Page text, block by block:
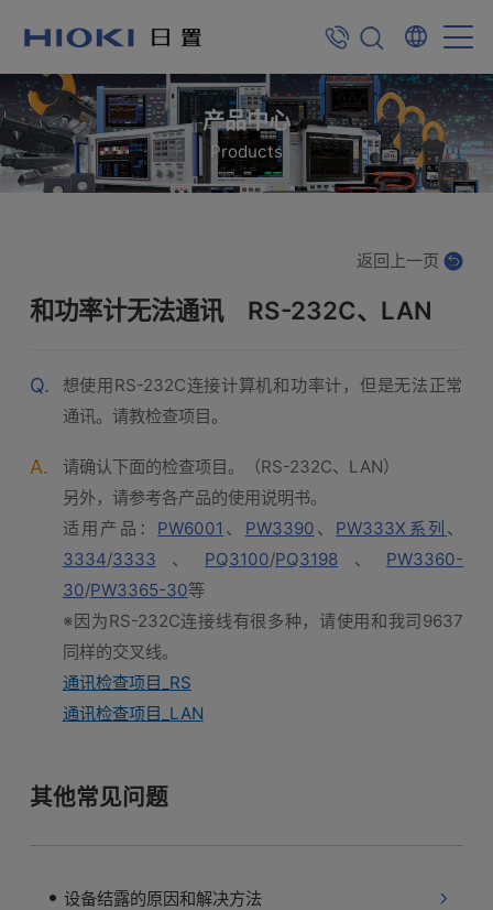
产品中心
Products
和功率计无法通讯 RS-232C、LAN
返回上一页
Q.
想使用RS-232C连接计算机和功率计，但是无法正常
通讯。请教检查项目。
A.
请确认下面的检查项目。（RS-232C、LAN）
另外，请参考各产品的使用说明书。
适用产品： PW6001 、 PW3390 、 PW333X系列 、
3334/3333 、 PQ3100/PQ3198、 PW3360-
30/PW3365-30等
※因为RS-232C连接线有很多种，请使用和我司9637
同样的交叉线。
通讯检查项目_RS
通讯检查项目_LAN
其他常见问题
设备结露的原因和解决方法